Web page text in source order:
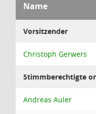
Name
Vorsitzender
Christoph Gerwers
Stimmberechtigte
Andreas Auler